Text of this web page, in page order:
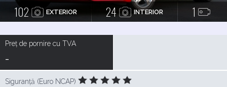
102 EXTERIOR 24 INTERIOR 1
Preț de pornire cu TVA
-
Siguranță (Euro NCAP)